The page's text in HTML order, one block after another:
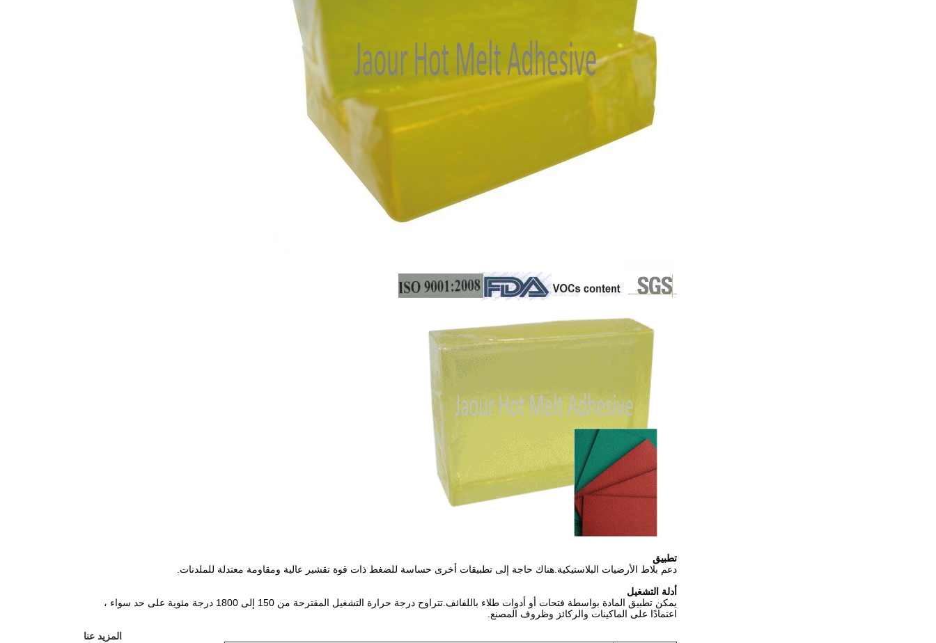
تطبيق
دعم بلاط الأرضيات البلاستيكية.هناك حاجة إلى تطبيقات أخرى حساسة للضغط ذات قوة تقشير عالية ومقاومة معتدلة للملدنات.
أدلة التشغيل
يمكن تطبيق المادة بواسطة فتحات أو أدوات طلاء باللفائف.تتراوح درجة حرارة التشغيل المقترحة من 150 إلى 1800 درجة مئوية على حد سواء ،
اعتمادًا على الماكينات والركائز وظروف المصنع.
المزيد عنا